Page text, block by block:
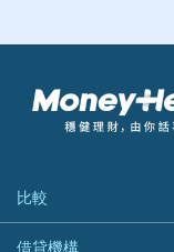
比較
私人貸款比較
借貸機構